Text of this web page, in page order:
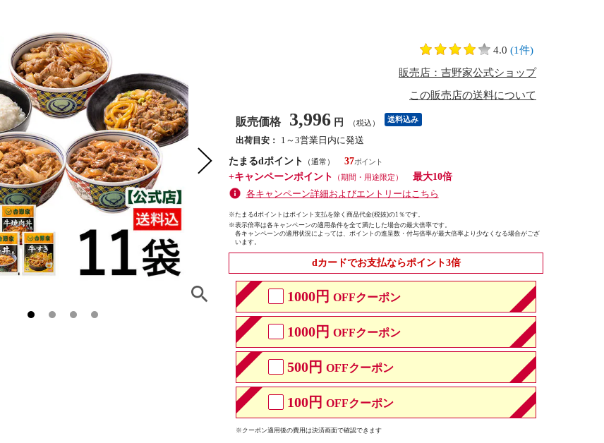
4.0 (1件)
販売店：吉野家公式ショップ
この販売店の送料について
販売価格 3,996 円 （税込） 送料込み
出荷目安：
1～3営業日内に発送
たまるdポイント
（通常）
37
+キャンペーンポイント
（期間・用途限定）
最大10倍
各キャンペーン詳細およびエントリーはこちら
※たまるdポイントはポイント支払を除く商品代金(税抜)の1％です。
※表示倍率は各キャンペーンの適用条件を全て満たした場合の最大倍率です。
各キャンペーンの適用状況によっては、ポイントの進呈数・付与倍率が最大倍率より少なくなる場合がござ
います。
dカードでお支払ならポイント3倍
1000円 OFFクーポン
1000円 OFFクーポン
500円 OFFクーポン
100円 OFFクーポン
※クーポン適用後の費用は決済画面で確認できます